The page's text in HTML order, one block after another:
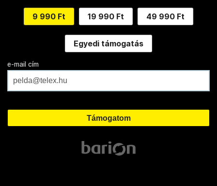
9 990 Ft 19 990 Ft 49 990 Ft
Egyedi támogatás
e-mail cím